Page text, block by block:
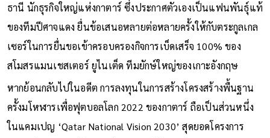
ธานี นักธุรกิจใหญ่แห่งกาตาร์ ซึ่งประกาศตัวเองเป็นแฟนพันธุ์แท้
ของทีมปีศาจแดง ยื่นข้อเสนอหลายต่อหลายครั้งให้กับตระกูลเกล
เซอร์ในการยื่นขอเข้าครอบครองกิจการเบ็ดเสร็จ 100% ของ
สโมสรแมนเชสเตอร์ ยูไนเต็ด ทีมยักษ์ใหญ่ของเกาะอังกฤษ
หากย้อนกลับไปในอดีต การลงทุนในการสร้างโครงสร้างพื้นฐาน
ครั้งมโหฬารเพื่อฟุตบอลโลก 2022 ของกาตาร์ ถือเป็นส่วนหนึ่ง
ในแคมเปญ ‘Qatar National Vision 2030’ สุดยอดโครงการ